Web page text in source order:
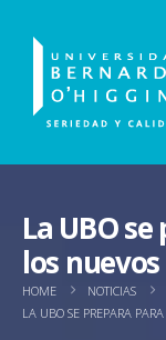
La UBO
los
HOME NOTICIAS
LA UBO SE PREPARA